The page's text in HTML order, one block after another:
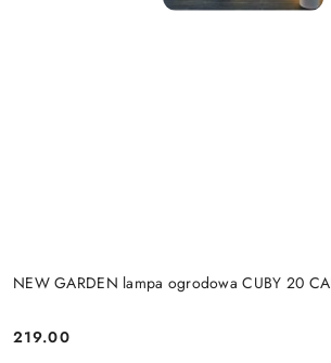
NEW GARDEN lampa ogrodowa CUBY 20
Cena:
219.00